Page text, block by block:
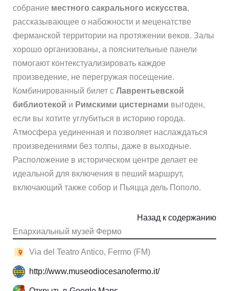
собрание местного сакрального искусства,
рассказывающее о набожности и меценатстве
ферманской территории на протяжении веков. Залы
хорошо организованы, а пояснительные панели
помогают контекстуализировать каждое
произведение, не перегружая посещение.
Комбинированный билет с Лаврентьевской
библиотекой и Римскими цистернами выгоден,
если вы хотите углубиться в историю города.
Атмосфера уединенная и позволяет наслаждаться
произведениями без толпы, даже в выходные.
Расположение в историческом центре делает ее
идеальной для включения в пеший маршрут,
включающий также собор и Пьяцца дель Пополо.
Епархиальный музей Фермо
Назад к содержанию
Via del Teatro Antico, Fermo (FM)
http://www.museodiocesanofermo.it/